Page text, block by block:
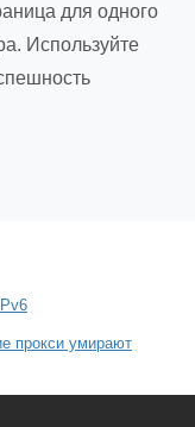
для одного
Используйте
прокси умирают